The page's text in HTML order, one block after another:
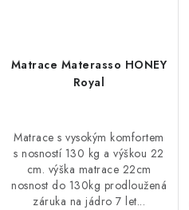
Matrace Materasso HONEY
Royal
Matrace s vysokým komfortem
s nosností 130 kg a výškou 22
cm. výška matrace 22cm
nosnost do 130kg prodloužená
záruka na jádro 7 let...